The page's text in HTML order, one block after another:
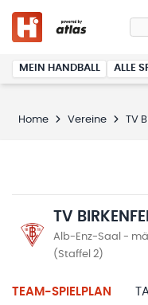
MEIN HANDBALL ALLE
Home Vereine TV
TV
Alb-Enz-Saal -
(Staffel 2)
TEAM-SPIELPLAN